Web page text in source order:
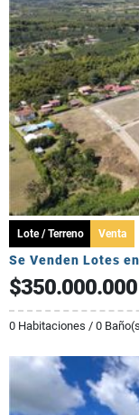
Lote / Terreno Venta
$350.000.000
0 Habitaciones / 0